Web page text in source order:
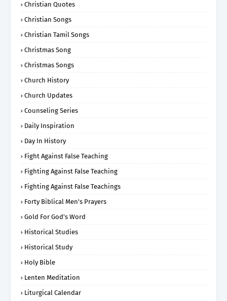
Christian Quotes
Christian Songs
Christian Tamil Songs
Christmas Song
Christmas Songs
Church History
Church Updates
Counseling Series
Daily Inspiration
Day In History
Fight Against False Teaching
Fighting Against False Teaching
Fighting Against False Teachings
Forty Biblical Men's Prayers
Gold For God's Word
Historical Studies
Historical Study
Holy Bible
Lenten Meditation
Liturgical Calendar